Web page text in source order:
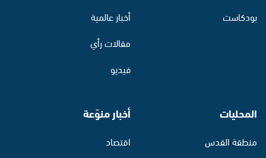
بودكاست
أخبار عالمية
مقالات رأي
فيديو
المحليات
منطقة القدس
أخبار منوّعة
اقتصاد